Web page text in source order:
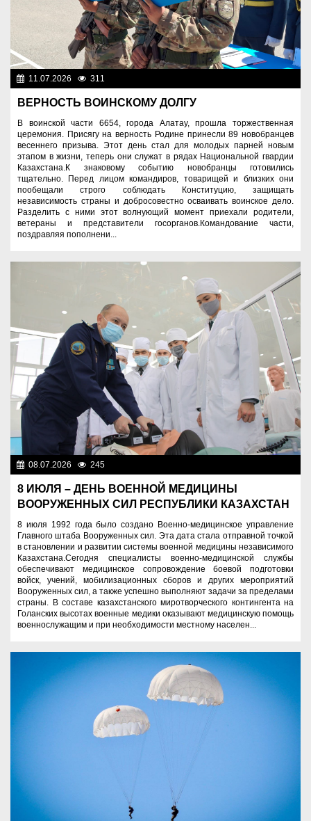
11.07.2026 311
ВЕРНОСТЬ ВОИНСКОМУ ДОЛГУ
В воинской части 6654, города Алатау, прошла торжественная
церемония. Присягу на верность Родине принесли 89 новобранцев
весеннего призыва. Этот день стал для молодых парней новым
этапом в жизни, теперь они служат в рядах Национальной гвардии
Казахстана.К знаковому событию новобранцы готовились
тщательно. Перед лицом командиров, товарищей и близких они
пообещали строго соблюдать Конституцию, защищать
независимость страны и добросовестно осваивать воинское дело.
Разделить с ними этот волнующий момент приехали родители,
ветераны и представители госорганов.Командование части,
поздравляя пополнени...
08.07.2026 245
8 ИЮЛЯ – ДЕНЬ ВОЕННОЙ МЕДИЦИНЫ
ВООРУЖЕННЫХ СИЛ РЕСПУБЛИКИ КАЗАХСТАН
8 июля 1992 года было создано Военно-медицинское управление
Главного штаба Вооруженных сил. Эта дата стала отправной точкой
в становлении и развитии системы военной медицины независимого
Казахстана.Сегодня специалисты военно-медицинской службы
обеспечивают медицинское сопровождение боевой подготовки
войск, учений, мобилизационных сборов и других мероприятий
Вооруженных сил, а также успешно выполняют задачи за пределами
страны. В составе казахстанского миротворческого контингента на
Голанских высотах военные медики оказывают медицинскую помощь
военнослужащим и при необходимости местному населен...